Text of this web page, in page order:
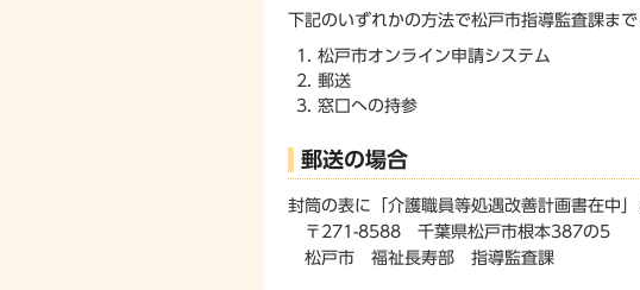
下記のいずれかの方法で松戸市指導監査課まで
松戸市オンライン申請システム
郵送
窓口への持参
郵送の場合
封筒の表に「介護職員等処遇改善計画書在中」
〒271-8588 千葉県松戸市根本387の5
松戸市 福祉長寿部 指導監査課